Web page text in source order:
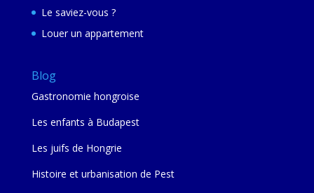
Le saviez-vous ?
Louer un appartement
Blog
Gastronomie hongroise
Les enfants à Budapest
Les juifs de Hongrie
Histoire et urbanisation de Pest